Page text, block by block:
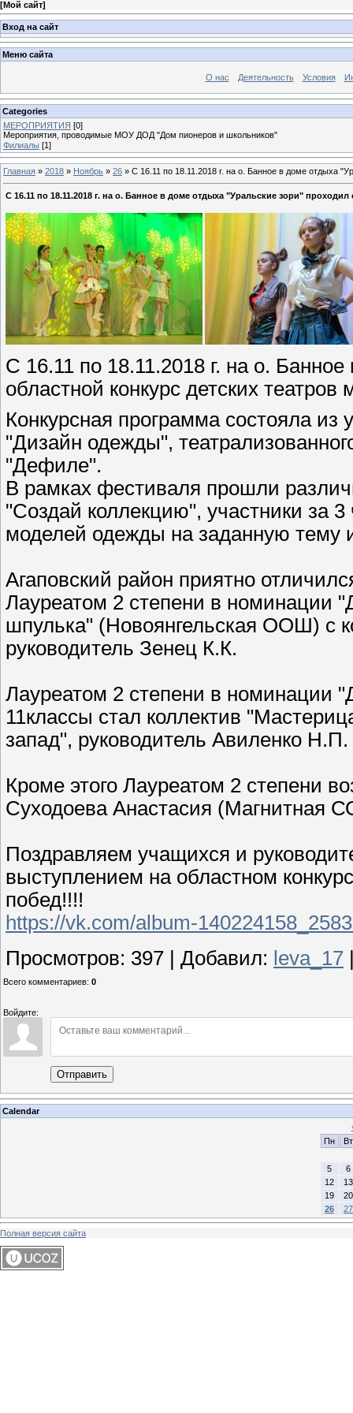
[Мой сайт]
Вход на сайт
Меню сайта
О нас Деятельность Условия
Categories
МЕРОПРИЯТИЯ [0]
Мероприятия, проводимые МОУ ДОД "Дом пионеров и школьников"
Филиалы [1]
Главная » 2018 » Ноябрь » 26 » С 16.11 по 18.11.2018 г. на о. Банное в доме отдыха
С 16.11 по 18.11.2018 г. на о. Банное в доме отдыха "Уральские зори"
С 16.11 по 18.11.2018 г. на о.
областной конкурс детских
Конкурсная программа состояла
"Дизайн одежды",
"Дефиле".
В рамках фестиваля прошли
"Создай коллекцию", участники за
моделей одежды на заданную тему
Агаповский район приятно
Лауреатом 2 степени в номинации
шпулька" (Новоянгельская ООШ) с
руководитель Зенец К.К.
Лауреатом 2 степени в номинации
11классы стал коллектив
запад", руководитель Авиленко Н.П.
Кроме этого Лауреатом 2 степени
Суходоева Анастасия (Магнитная
Поздравляем учащихся и
выступлением на областном
побед!!!!
https://vk.com/album-
Просмотров: 397 Добавил: leva_17
Всего комментариев: 0
Войдите:
Отправить
Calendar
Пн
Вт
5
6
12
13
19
20
26
27
Полная версия сайта